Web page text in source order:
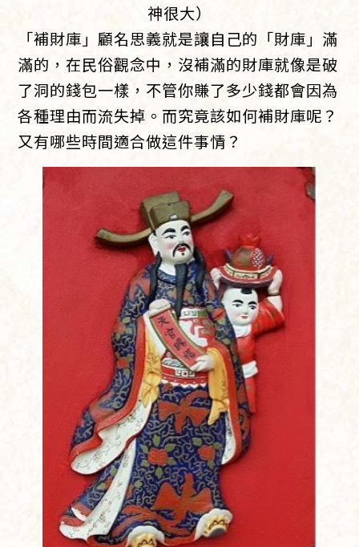
神很大）
「補財庫」顧名思義就是讓自己的「財庫」滿
滿的，在民俗觀念中，沒補滿的財庫就像是破
了洞的錢包一樣，不管你賺了多少錢都會因為
各種理由而流失掉。而究竟該如何補財庫呢？
又有哪些時間適合做這件事情？